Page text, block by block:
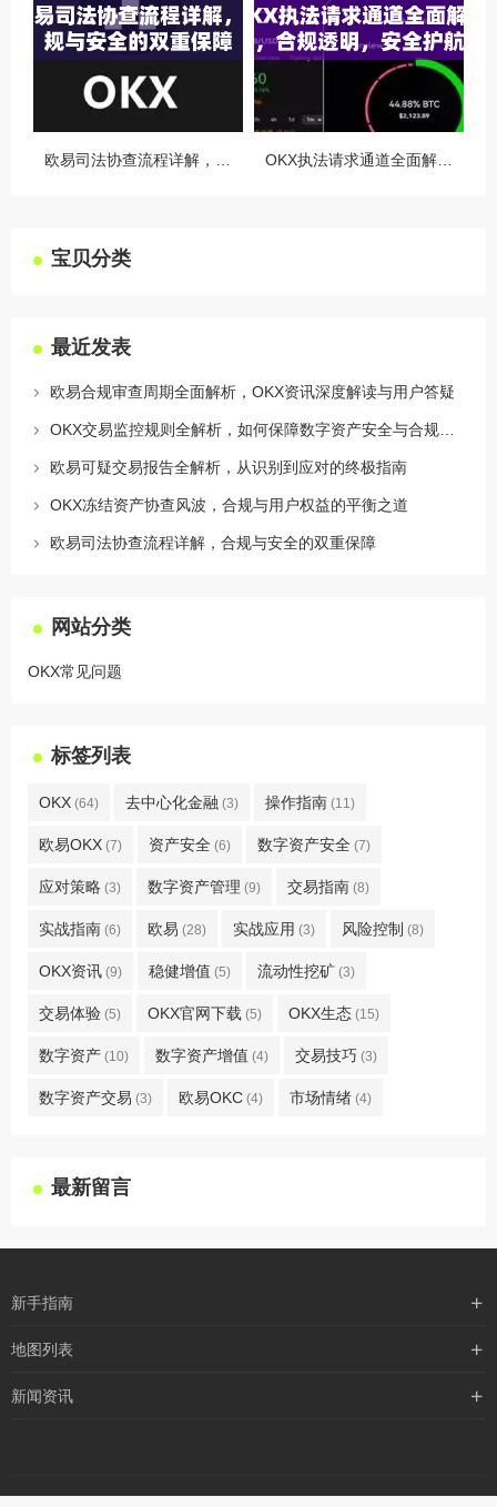
宝贝分类
最近发表
欧易合规审查周期全面解析，OKX资讯深度解读与用户答疑
欧易可疑交易报告全解析，从识别到应对的终极指南
OKX冻结资产协查风波，合规与用户权益的平衡之道
欧易司法协查流程详解，合规与安全的双重保障
网站分类
OKX常见问题
标签列表
OKX (64) 去中心化金融 (3) 操作指南 (11)
欧易OKX (7) 资产安全 (6) 数字资产安全 (7)
应对策略 (3) 数字资产管理 (9) 交易指南 (8)
实战指南 (6) 欧易 (28) 实战应用 (3) 风险控制 (8)
OKX资讯 (9) 稳健增值 (5) 流动性挖矿 (3)
交易体验 (5) OKX官网下载 (5) OKX生态 (15)
数字资产 (10) 数字资产增值 (4) 交易技巧 (3)
数字资产交易 (3) 欧易OKC (4) 市场情绪 (4)
最新留言
新手指南
购买流程
地图列表
最新文章
robots
新闻资讯